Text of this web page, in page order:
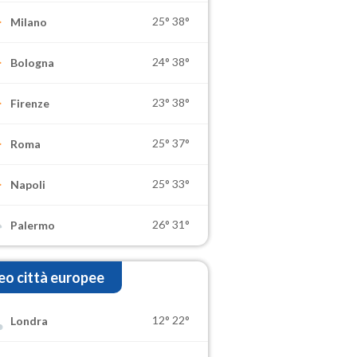
Milano 25° 38°
Bologna 24° 38°
Firenze 23° 38°
Roma 25° 37°
Napoli 25° 33°
Palermo 26° 31°
città europee
Londra 12° 22°